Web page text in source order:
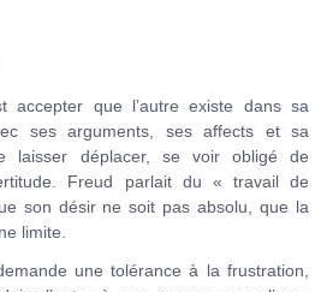
accepter que l’autre existe dans sa
ses arguments, ses affects et sa
laisser déplacer, se voir obligé de
Freud parlait du « travail de
son désir ne soit pas absolu, que la
limite.
une tolérance à la frustration,